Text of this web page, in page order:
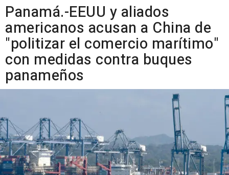
Panamá.-EEUU y aliados
americanos acusan a China de
"politizar el comercio marítimo"
con medidas contra buques
panameños